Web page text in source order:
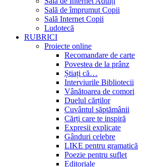
Sală de împrumut Copii
Sală Internet Copii
Ludotecă
RUBRICI
Proiecte online
Recomandare de carte
Povestea de la prânz
Știați că…
Interviurile Bibliotecii
Vânătoarea de comori
Duelul cărților
Cuvântul săptămânii
Cărți care te inspiră
Expresii explicate
Gânduri celebre
LIKE pentru gramatică
Poezie pentru suflet
Editoriale